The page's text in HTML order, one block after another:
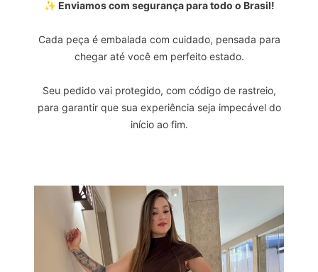
✨ Enviamos com segurança para todo o Brasil!
Cada peça é embalada com cuidado, pensada para
chegar até você em perfeito estado.
Seu pedido vai protegido, com código de rastreio,
para garantir que sua experiência seja impecável do
início ao fim.